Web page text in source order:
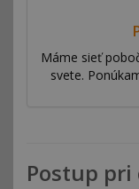
Máme sieť
svete.
Postup